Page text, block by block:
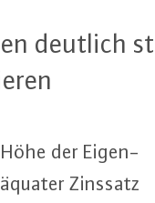
deutlich
der Ei­gen­
Zinssatz